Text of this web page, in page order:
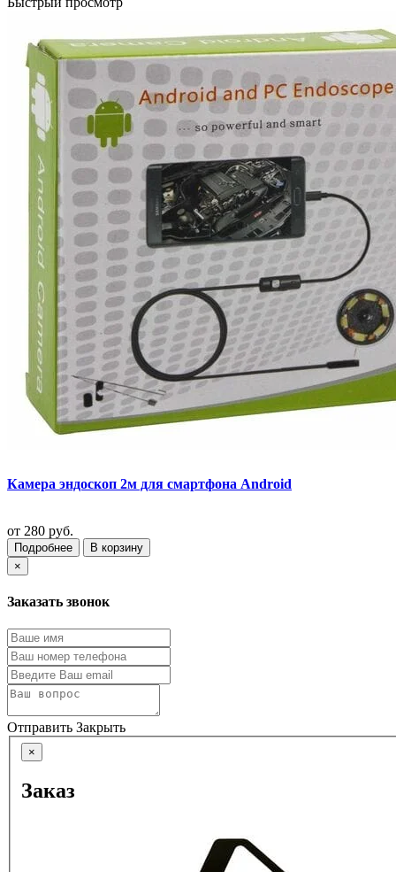
Камера эндоскоп 2м для смартфона Android
от 280 руб.
Подробнее
В корзину
×
Заказать звонок
Отправить Закрыть
×
Заказ